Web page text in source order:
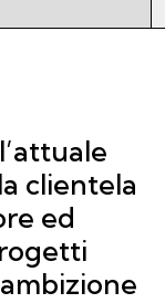
clientela
ed